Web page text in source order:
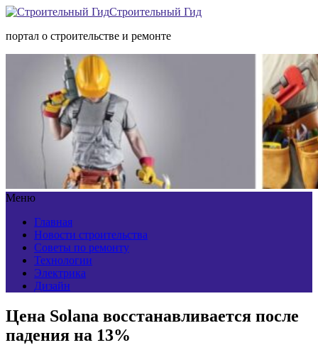
Строительный Гид
портал о строительстве и ремонте
Меню
Главная
Новости строительства
Советы по ремонту
Технологии
Электрика
Дизайн
Цена Solana восстанавливается после
падения на 13%